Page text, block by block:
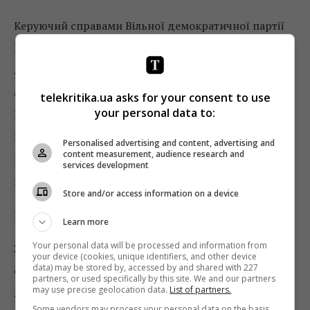
Керуючий справами Вільної демократичної партії
Німеччини в землі Північний Рейн-Вестфалія,
ліберал Вольфганг Дерінг одним із перших пішов в
атаку на міністра Штрауса і весь кабінет канцлера
Конрада Аденауера. Він заявив, що про жодні
коаліційні та інші угоди з владою не може бути й
мови, доки «людям виносять вирок, перш ніж вони
взагалі побували в залі суду».
Результат
Зрештою Аденауер здався. Проти уряду
об’єдналися студенти та професори, консерватори і
ліберали, художники і священики. Канцлер першим
telekritika.ua asks for your consent to use
your personal data to:
Personalised advertising and content, advertising and
content measurement, audience research and
services development
Store and/or access information on a device
Learn more
Your personal data will be processed and information from
your device (cookies, unique identifiers, and other device
data) may be stored by, accessed by and shared with 227
partners, or used specifically by this site. We and our partners
may use precise geolocation data. List of partners.